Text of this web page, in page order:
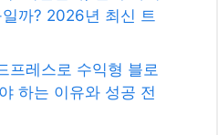
까? 2026년 최신 트
프레스로 수익형 블로
하는 이유와 성공 전